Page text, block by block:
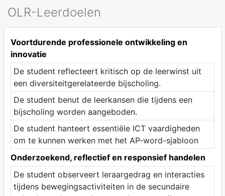
OLR-Leerdoelen
Voortdurende professionele ontwikkeling en
innovatie
De student reflecteert kritisch op de leerwinst uit
een diversiteitgerelateerde bijscholing.
De student benut de leerkansen die tijdens een
bijscholing worden aangeboden.
De student hanteert essentiële ICT vaardigheden
om te kunnen werken met het AP-word-sjabloon
Onderzoekend, reflectief en responsief handelen
De student observeert leraargedrag en interacties
tijdens bewegingsactiviteiten in de secundaire